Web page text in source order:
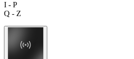
I - P
Q - Z